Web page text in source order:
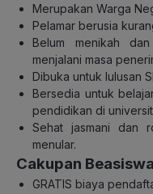
Merupakan Warga
Pelamar berusia
Belum menikah
menjalani masa
Dibuka untuk lulusan
Bersedia untuk
pendidikan di
Sehat jasmani dan
menular.
Cakupan
GRATIS biaya